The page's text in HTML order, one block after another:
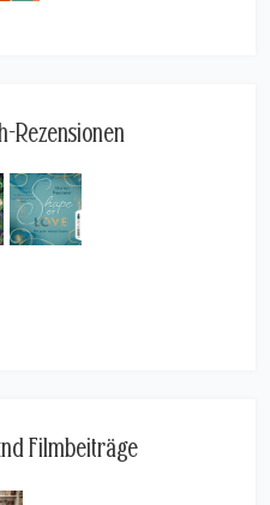
Rezensionen
Filmbeiträge